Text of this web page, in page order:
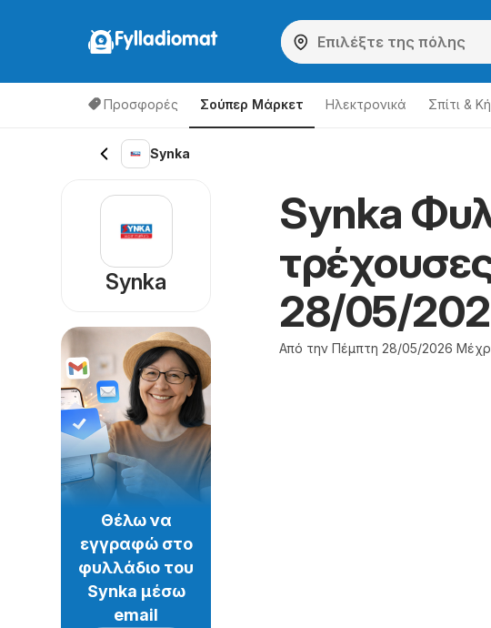
Fylladiomat
Προσφορές Σούπερ Μάρκετ Hλεκτρονικά Σπίτι &
Synka
Synka
28/05/
Από την Πέμπτη 28/05/2026
Synka
Θέλω να
εγγραφώ στο
φυλλάδιο του
Synka μέσω
email